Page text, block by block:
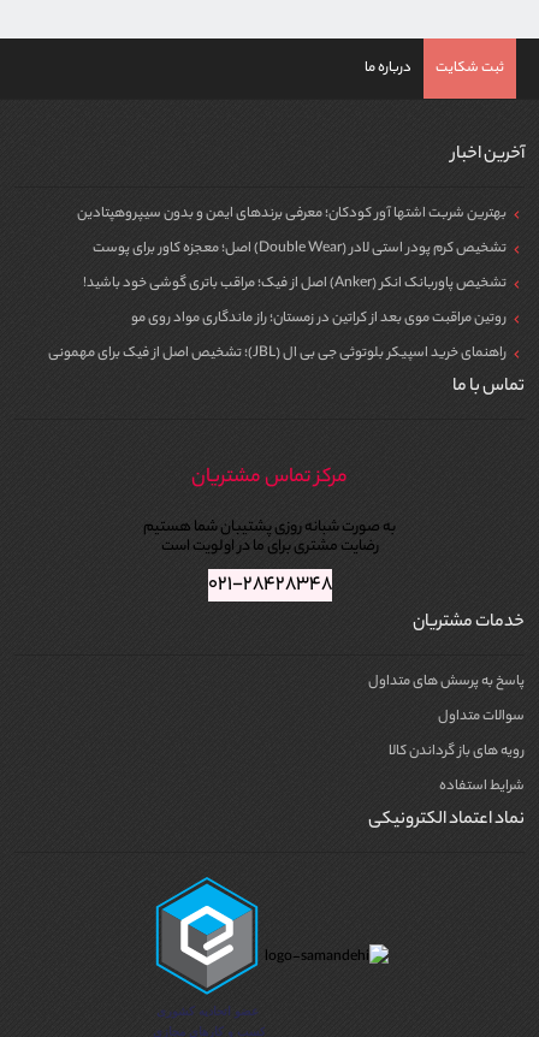
ثبت شکایت درباره ما
آخرین اخبار
بهترین شربت اشتها آور کودکان؛ معرفی برندهای ایمن و بدون سیپروهپتادین
تشخیص کرم پودر استی لادر (Double Wear) اصل؛ معجزه کاور برای پوست
تشخیص پاوربانک انکر (Anker) اصل از فیک؛ مراقب باتری گوشی خود باشید!
روتین مراقبت موی بعد از کراتین در زمستان؛ راز ماندگاری مواد روی مو
راهنمای خرید اسپیکر بلوتوثی جی بی ال (JBL)؛ تشخیص اصل از فیک برای مهمونی
تماس با ما
مرکز تماس مشتریان
به صورت شبانه روزی پشتیبان شما هستیم
رضایت مشتری برای ما در اولویت است
۰۲۱-۲۸۴۲۸۳۴۸
خدمات مشتریان
پاسخ به پرسش های متداول
سوالات متداول
رویه های باز گرداندن کالا
شرایط استفاده
نماد اعتماد الکترونیکی